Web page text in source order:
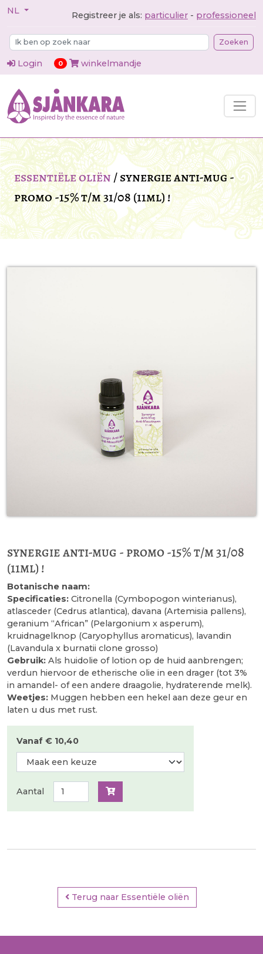
NL Registreer je als: particulier - professioneel
Zoeken
Login 0items in cart
winkelmandje
essentiële oliën/synergie anti-mug -
promo -15% t/m 31/08 (11ml) !
synergie anti-mug - promo -15% t/m 31/08
(11ml) !
Botanische naam:
Specificaties: Citronella (Cymbopogon winterianus),
atlasceder (Cedrus atlantica), davana (Artemisia pallens),
geranium “African” (Pelargonium x asperum),
kruidnagelknop (Caryophyllus aromaticus), lavandin
(Lavandula x burnatii clone grosso)
Gebruik: Als huidolie of lotion op de huid aanbrengen;
verdun hiervoor de etherische olie in een drager (tot 3%
in amandel- of een andere draagolie, hydraterende melk).
Weetjes: Muggen hebben een hekel aan deze geur en
laten u dus met rust.
Vanaf € 10,40
Aantal
Terug naar Essentiële oliën